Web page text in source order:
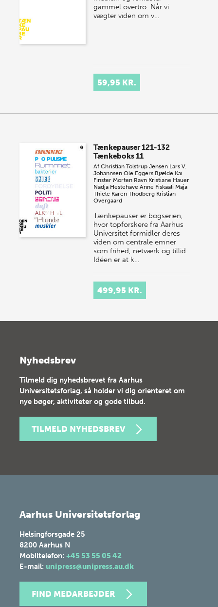
gammel overtro. Når vi
vægter viden om v…
59,95 KR.
Tænkepauser 121-132
Tænkeboks 11
AfChristian Tolstrup Jensen Lars V.
Johannsen Ole Eggers Bjælde Kai
Finster Morten Ravn Kristiane Hauer
Nadja Hestehave Anne Fiskaali Maja
Thiele Karen Thodberg Kristian
Overgaard
Tænkepauser er bogserien,
hvor topforskere fra Aarhus
Universitet formidler deres
viden om centrale emner
som frihed, netværk og tillid.
Idéen er at k…
499,95 KR.
Nyhedsbrev
Tilmeld dig nyhedsbrevet fra Aarhus
Universitetsforlag, så holder vi dig orienteret om
nye bøger, aktiviteter og gode tilbud.
TILMELD NYHEDSBREV
Aarhus Universitetsforlag
Helsingforsgade 25
8200 Aarhus N
Mobiltelefon: +45 53 55 05 42
E-mail: unipress@unipress.au.dk
FIND MEDARBEJDER